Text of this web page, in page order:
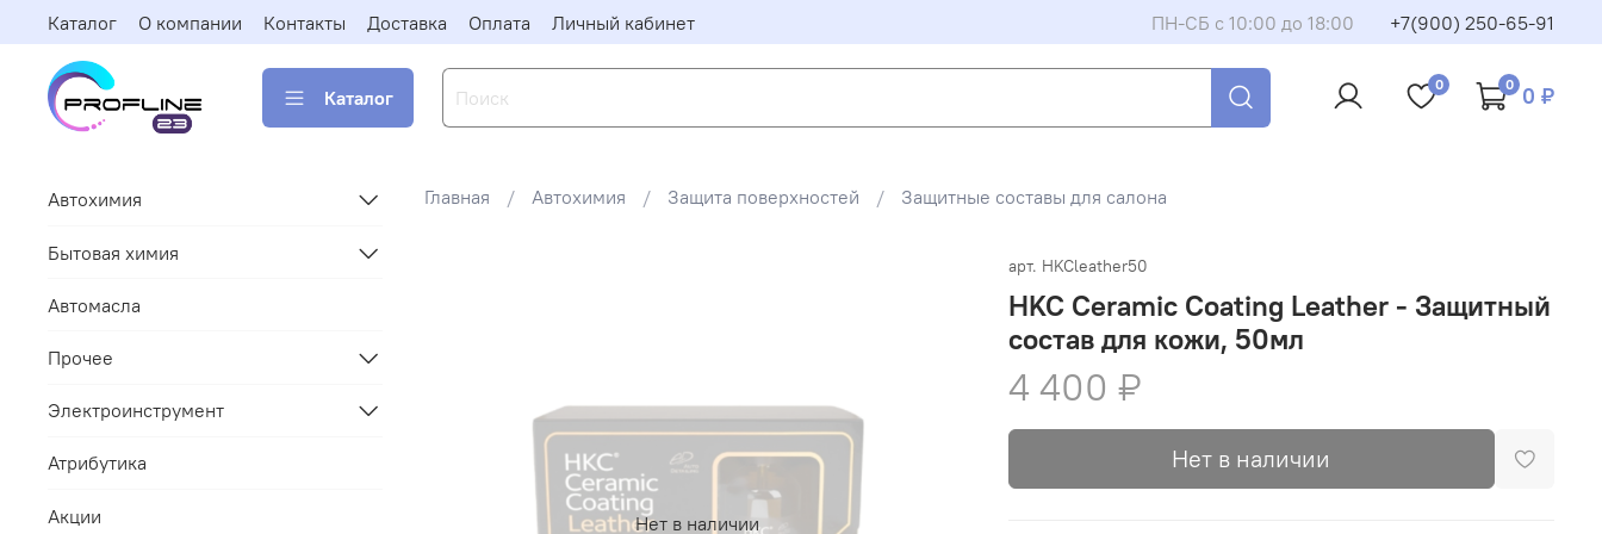
Каталог О компании Контакты Доставка Оплата Личный кабинет ПН-СБ с 10:00 до 18:00 +7(900) 250-65-91
Каталог
0 0 0 ₽
Главная Автохимия Защита поверхностей Защитные составы для салона
Нет в наличии
арт. HKCleather50
HKC Ceramic Coating Leather - Защитный
состав для кожи, 50мл
4 400 ₽
Нет в наличии
Автохимия
Бытовая химия
Автомасла
Прочее
Электроинструмент
Атрибутика
Акции